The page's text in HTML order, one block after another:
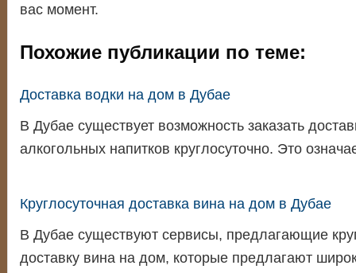
вас момент.
Похожие публикации по теме:
Доставка водки на дом в Дубае
В Дубае существует возможность заказать
алкогольных напитков круглосуточно. Это
Круглосуточная доставка вина на дом в Дубае
В Дубае существуют сервисы, предлагающие
доставку вина на дом, которые предлагают